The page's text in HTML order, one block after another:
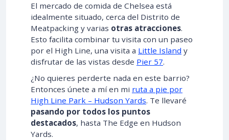
El mercado de comida de Chelsea está
idealmente situado, cerca del Distrito de
Meatpacking y varias otras atracciones.
Esto facilita combinar tu visita con un paseo
por el High Line, una visita a Little Island y
disfrutar de las vistas desde Pier 57.
¿No quieres perderte nada en este barrio?
Entonces únete a mí en mi ruta a pie por
High Line Park – Hudson Yards. Te llevaré
pasando por todos los puntos
destacados, hasta The Edge en Hudson
Yards.